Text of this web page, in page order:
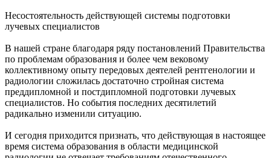
Несостоятельность действующей системы подготовки
лучевых специалистов
В нашей стране благодаря ряду постановлений Правительства
по проблемам образования и более чем вековому
коллективному опыту передовых деятелей рентгенологии и
радиологии сложилась достаточно стройная система
преддипломной и постдипломной подготовки лучевых
специалистов. Но события последних десятилетий
радикально изменили ситуацию.
И сегодня приходится признать, что действующая в настоящее
время система образования в области медицинской